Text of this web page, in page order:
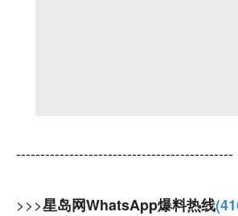
---------------------------------------------
>>>星岛网WhatsApp爆料热线